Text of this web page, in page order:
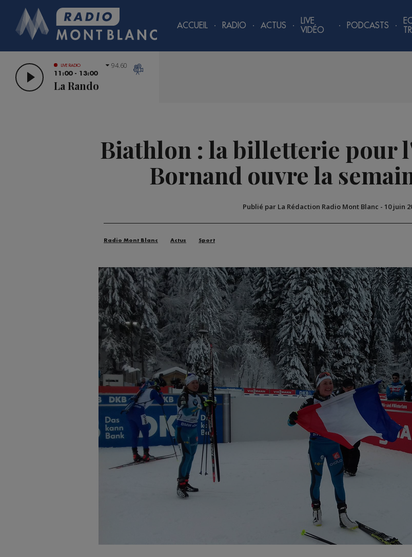
ACCUEIL RADIO ACTUS
LIVE
VIDÉO
PODCASTS
LIVE RADIO
11:00 - 13:00
La Rando
94.60
Biathlon : la billetterie pour
Bornand ouvre la
Publié par La Rédaction Radio Mont Blanc - 10 juin
Radio Mont Blanc Actus Sport